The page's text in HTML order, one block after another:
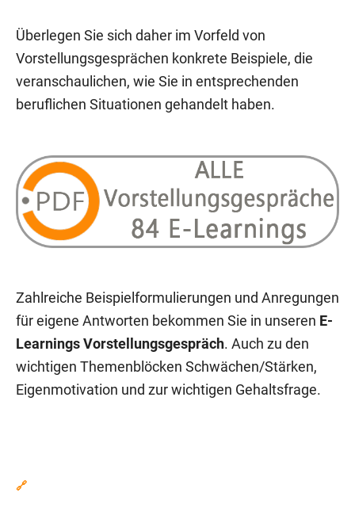
Überlegen Sie sich daher im Vorfeld von
Vorstellungsgesprächen konkrete Beispiele, die
veranschaulichen, wie Sie in entsprechenden
beruflichen Situationen gehandelt haben.
Zahlreiche Beispielformulierungen und Anregungen
für eigene Antworten bekommen Sie in unseren E-
Learnings Vorstellungsgespräch. Auch zu den
wichtigen Themenblöcken Schwächen/Stärken,
Eigenmotivation und zur wichtigen Gehaltsfrage.
🔗